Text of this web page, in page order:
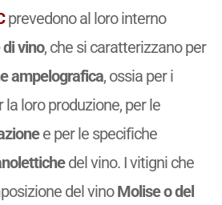
prevedono al loro interno
vino, che si caratterizzano per
ampelografica, ossia per i
loro produzione, per le
e per le specifiche
del vino. I vitigni che
del vinoMolise o del